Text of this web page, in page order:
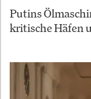
Putins
kritische Häfen